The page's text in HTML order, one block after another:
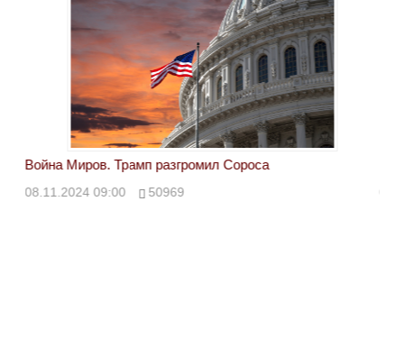
Война Миров. Трамп разгромил Сороса
08.11.2024 09:00 50969